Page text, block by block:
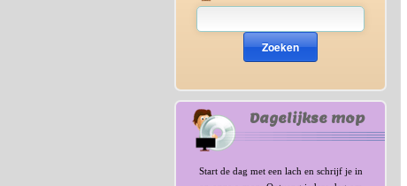
Zoeken
Dagelijkse mop
Start de dag met een lach en schrijf je in